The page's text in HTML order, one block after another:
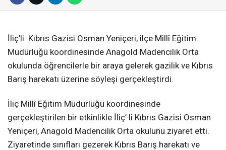
İliç’li Kıbrıs Gazisi Osman Yeniçeri, ilçe Millî Eğitim
Müdürlüğü koordinesinde Anagold Madencilik Orta
okulunda öğrencilerle bir araya gelerek gazilik ve Kıbrıs
Barış harekatı üzerine söyleşi gerçekleştirdi.
İliç Millî Eğitim Müdürlüğü koordinesinde
gerçekleştirilen bir etkinlikle İliç’ li Kıbrıs Gazisi Osman
Yeniçeri, Anagold Madencilik Orta okulunu ziyaret etti.
Ziyaretinde sınıfları gezerek Kıbrıs Barış harekatı ve